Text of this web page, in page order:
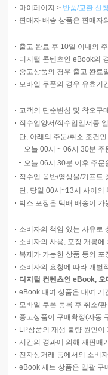
마이페이지 > 반품/교환 신
판매자 배송 상품은 판매자
출고 완료 후 10일 이내의
디지털 콘텐츠인 eBook의
중고상품의 경우 출고 완료
모바일 쿠폰의 경우 유효기
고객의 단순변심 및 착오구
직수입양서/직수입일서중
단, 아래의 주문/취소 조건
오늘 00시 ~ 06시 30분
오늘 06시 30분 이후 주
직수입 음반/영상물/기프트
단, 당일 00시~13시 사이의
박스 포장은 택배 배송이
소비자의 책임 있는 사유로
소비자의 사용, 포장 개봉
복제가 가능한 상품 등의
소비자의 요청에 따라 개별
디지털 컨텐츠인 eBook,
eBook 대여 상품은 대여 기
모바일 쿠폰 등록 후 취소/
중고상품이 구매확정(자동
LP상품의 재생 불량 원인
시간의 경과에 의해 재판매
전자상거래 등에서의 소비
eBook 세트 상품은 일괄 구